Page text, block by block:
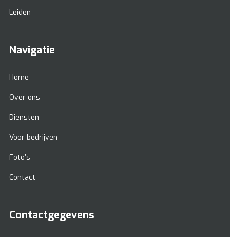
Leiden
Navigatie
Home
Over ons
Diensten
Voor bedrijven
Foto’s
Contact
Contactgegevens